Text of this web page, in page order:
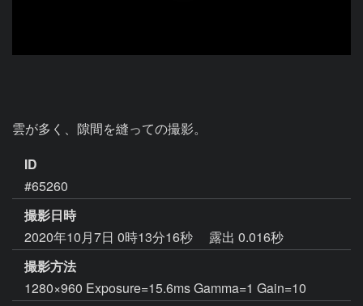
雲が多く、隙間を縫っての撮影。
ID
#65260
撮影日時
2020年10月7日 0時13分16秒
露出 0.016秒
撮影方法
1280×960 Exposure=15.6ms Gamma=1 Gain=10